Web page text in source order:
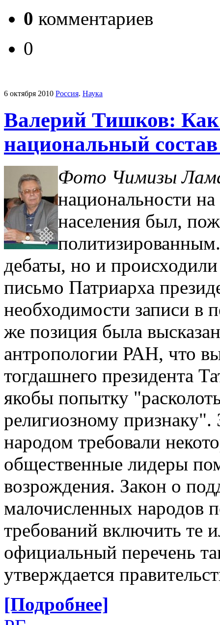
0 комментариев
0
6 октября 2010 Россия. Наука
Валерий Тишков: Как
национальный
Фото Чимизы
национальности
населения был,
дебаты, но и
письмо Патриарха
необходимости записи в
же позиция была
антропологии РАН, что
тогдашнего президента
якобы попытку
религиозному признаку".
народом требовали
общественные лидеры
возрождения. Закон о
малочисленных народов
требований включить те
официальный перечень
утверждается
[Подробнее]